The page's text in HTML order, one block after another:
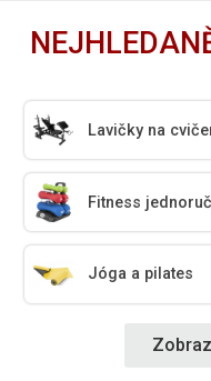
Lavičky na
Fitness
Jóga a pilates